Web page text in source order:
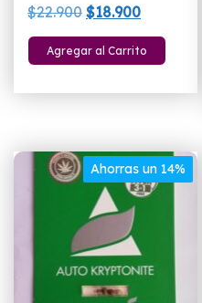
$22.900 El
precio
original
$18.900El
precio
actual
Agregar al Carrito
Ahorras un 14%